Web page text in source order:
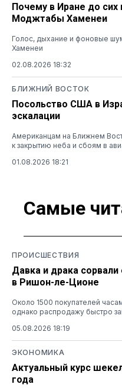
Почему в Иране до
Моджтабы Хаменеи
Голос, дыхание и фоновые
Хаменеи
02.08.2026 18:32
БЛИЖНИЙ ВОСТОК
Посольство США в
эскалации
Американцам на Ближнем
к закрытию неба и сбоям в
01.08.2026 18:21
Самые
ПРОИСШЕСТВИЯ
Давка и драка
в Ришон-ле-Ционе
Около 1500 покупателей
однако распродажу быстро
05.08.2026 18:19
ЭКОНОМИКА
Актуальный курс
года